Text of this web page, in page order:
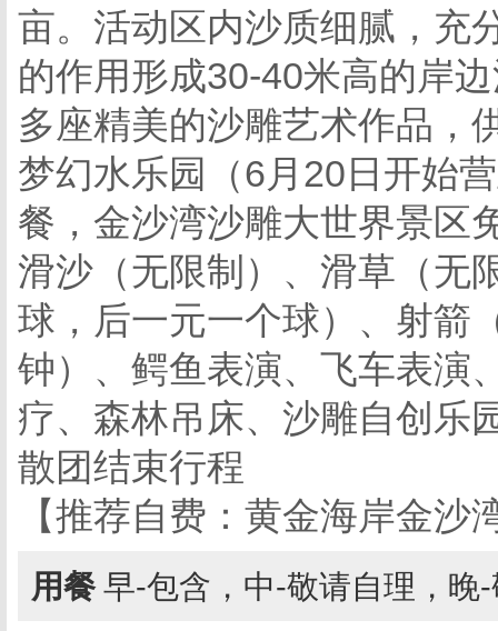
亩。活动区内沙质细腻，充
的作用形成30-40米高的岸
多座精美的沙雕艺术作品，
梦幻水乐园（6月20日开始
餐，金沙湾沙雕大世界景区
滑沙（无限制）、滑草（无
球，后一元一个球）、射箭
钟）、鳄鱼表演、飞车表演
疗、森林吊床、沙雕自创乐
散团结束行程
【推荐自费：黄金海岸金
用餐 早-包含，中-敬请自理，晚